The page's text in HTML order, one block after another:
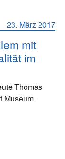
23. März 2017
mit
im
Thomas
Museum.